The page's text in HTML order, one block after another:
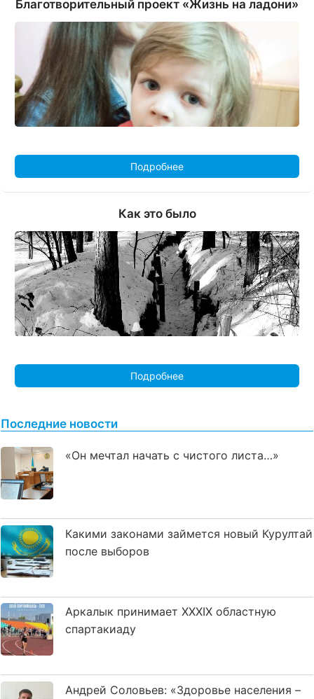
Благотворительный проект «Жизнь на ладони»
Подробнее
Как это было
Подробнее
Последние новости
«Он мечтал начать с чистого листа…»
Какими законами займется новый Курултай
после выборов
Аркалык принимает XXXIX областную
спартакиаду
Андрей Соловьев: «Здоровье населения –